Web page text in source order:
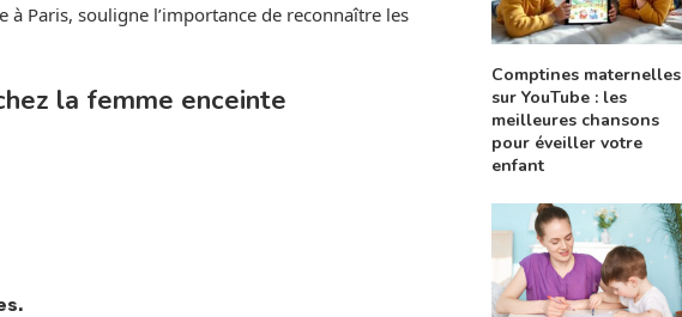
Paris, souligne l’importance de reconnaître les
la femme enceinte
Comptines maternelles
sur YouTube : les
meilleures chansons
pour éveiller votre
enfant